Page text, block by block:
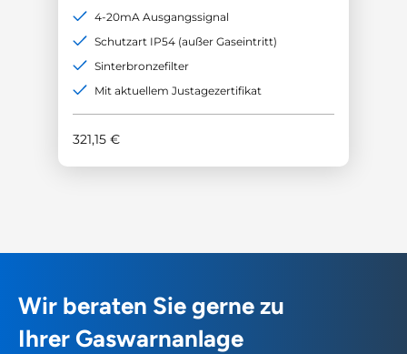
321,15 €
4-20mA Ausgangssignal
Schutzart IP54 (außer Gaseintritt)
Sinterbronzefilter
Mit aktuellem Justagezertifikat
Wir beraten Sie gerne zu
Ihrer Gaswarnanlage